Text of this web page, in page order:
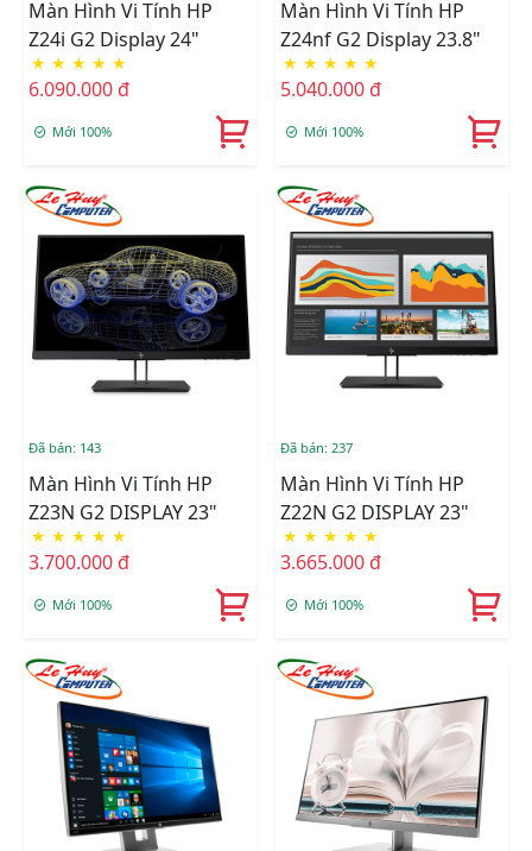
Màn Hình Vi Tính HP
Z24i G2 Display 24"
★ ★ ★ ★ ★
6.090.000 đ
Mới 100%
Màn Hình Vi Tính HP
Z24nf G2 Display 23.8"
★ ★ ★ ★ ★
5.040.000 đ
Mới 100%
Đã bán: 143
Màn Hình Vi Tính HP
Z23N G2 DISPLAY 23"
★ ★ ★ ★ ★
3.700.000 đ
Mới 100%
Đã bán: 237
Màn Hình Vi Tính HP
Z22N G2 DISPLAY 23"
★ ★ ★ ★ ★
3.665.000 đ
Mới 100%